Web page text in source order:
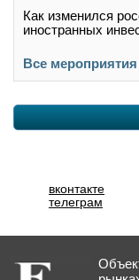
Как изменился
иностранных
Все мероприятия
вконтакте
телеграм